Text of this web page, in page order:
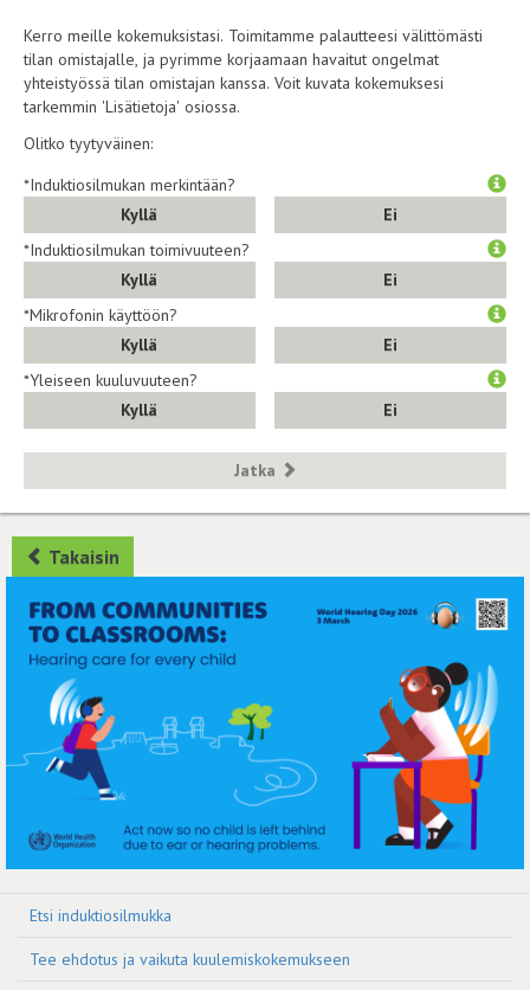
Kerro meille kokemuksistasi. Toimitamme palautteesi välittömästi
tilan omistajalle, ja pyrimme korjaamaan havaitut ongelmat
yhteistyössä tilan omistajan kanssa. Voit kuvata kokemuksesi
tarkemmin 'Lisätietoja' osiossa.
Olitko tyytyväinen:
*Induktiosilmukan merkintään?
Kyllä
Ei
*Induktiosilmukan toimivuuteen?
Kyllä
Ei
*Mikrofonin käyttöön?
Kyllä
Ei
*Yleiseen kuuluvuuteen?
Kyllä
Ei
Jatka
Takaisin
Etsi induktiosilmukka
Tee ehdotus ja vaikuta kuulemiskokemukseen